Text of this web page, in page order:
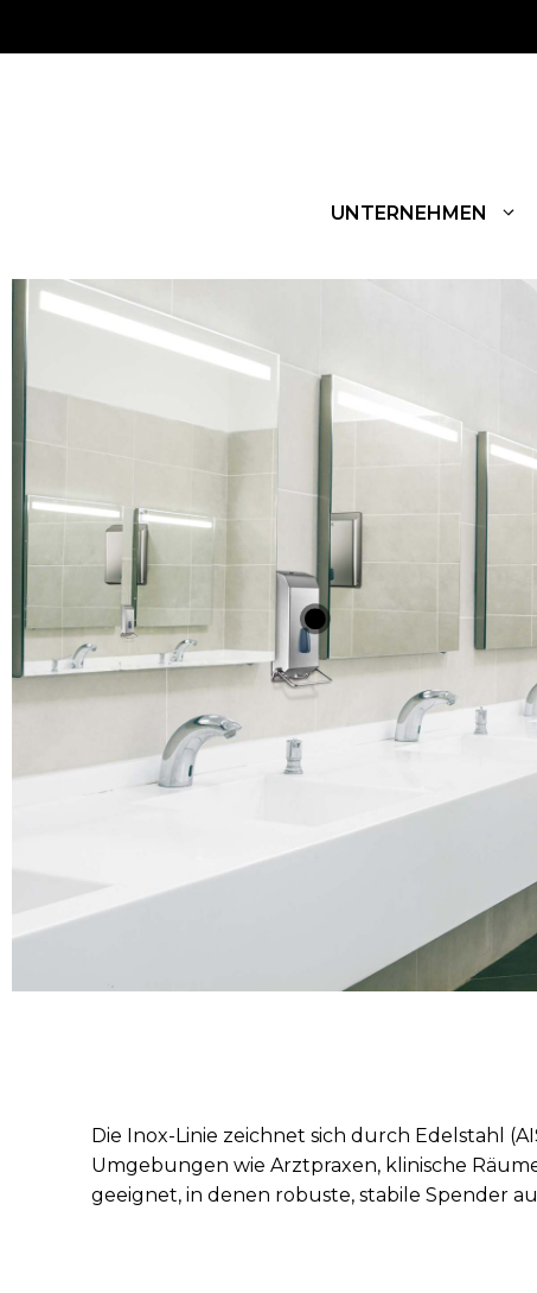
UNTERNEHMEN
Die Inox-Linie zeichnet sich durch Edelstahl
Umgebungen wie Arztpraxen, klinische
geeignet, in denen robuste, stabile Spender